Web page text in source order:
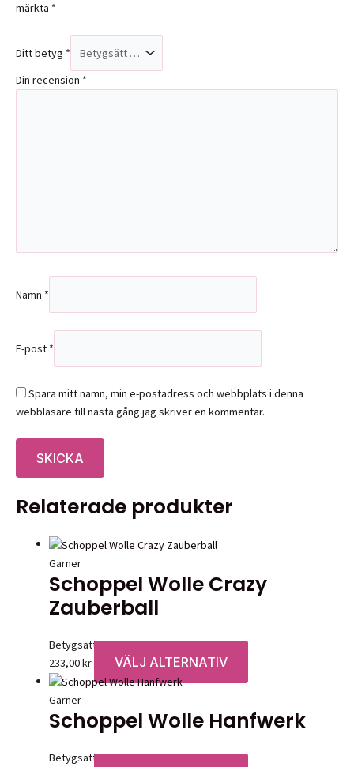
märkta *
Ditt betyg *
Din recension *
Namn *
E-post *
Spara mitt namn, min e-postadress och webbplats i denna
webbläsare till nästa gång jag skriver en kommentar.
Relaterade produkter
Garner
Schoppel Wolle Crazy
Zauberball
Betygsatt0av 5
233,00kr VÄLJ ALTERNATIV
här
har
varianter.
Garner
Schoppel Wolle Hanfwerk
Betygsatt0av 5